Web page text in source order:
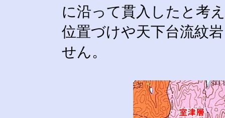
に沿って貫入したと考
位置づけや天下台流紋
せん。